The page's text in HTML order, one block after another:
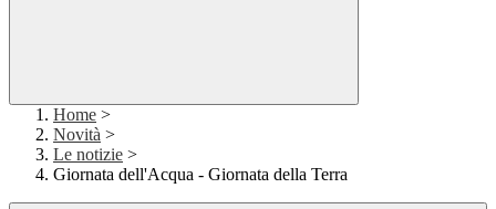
Home >
Novità >
Le notizie >
Giornata dell'Acqua - Giornata della Terra